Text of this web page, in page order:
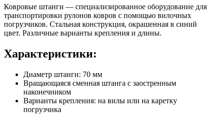
Ковровые штанги — специализированное оборудование для
транспортировки рулонов ковров с помощью вилочных
погрузчиков. Стальная конструкция, окрашенная в синий
цвет. Различные варианты крепления и длины.
Характеристики:
Диаметр штанги: 70 мм
Вращающаяся сменная штанга с заостренным
наконечником
Варианты крепления: на вилы или на каретку
погрузчика